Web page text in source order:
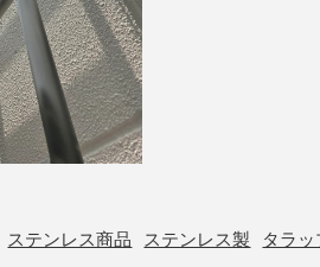
ステンレス商品 ステンレス製 タラッ